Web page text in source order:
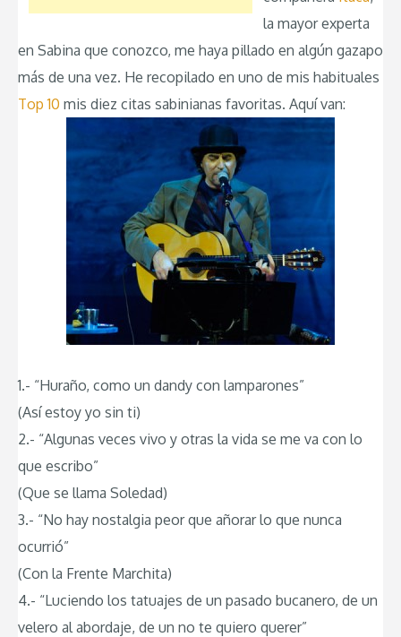
la mayor experta
en Sabina que conozco, me haya pillado en algún gazapo
más de una vez. He recopilado en uno de mis habituales
Top 10 mis diez citas sabinianas favoritas. Aquí van:
1.- “Huraño, como un dandy con lamparones”
(Así estoy yo sin ti)
2.- “Algunas veces vivo y otras la vida se me va con lo
que escribo”
(Que se llama Soledad)
3.- “No hay nostalgia peor que añorar lo que nunca
ocurrió”
(Con la Frente Marchita)
4.- “Luciendo los tatuajes de un pasado bucanero, de un
velero al abordaje, de un no te quiero querer”